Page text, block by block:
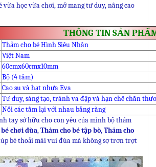
vừa học vừa chơi, mở mang tư duy, nâng cao
THÔNG TIN SẢN
Thảm cho bé Hình Siêu Nhân
Việt Nam
60cmx60cmx10mm
Bộ (4 tấm)
Cao su và hạt nhựa Eva
Tư duy, sáng tạo, tránh va đập và hạn chế chấn
Nối các tấm lại với nhau bằng răng
tay sở hữu cho con yêu của mình bộ thảm
chơi đùa,Thảm cho bé tập bò,Thảm cho
bé thoải mái vui đùa mà không sợ trơn trợt